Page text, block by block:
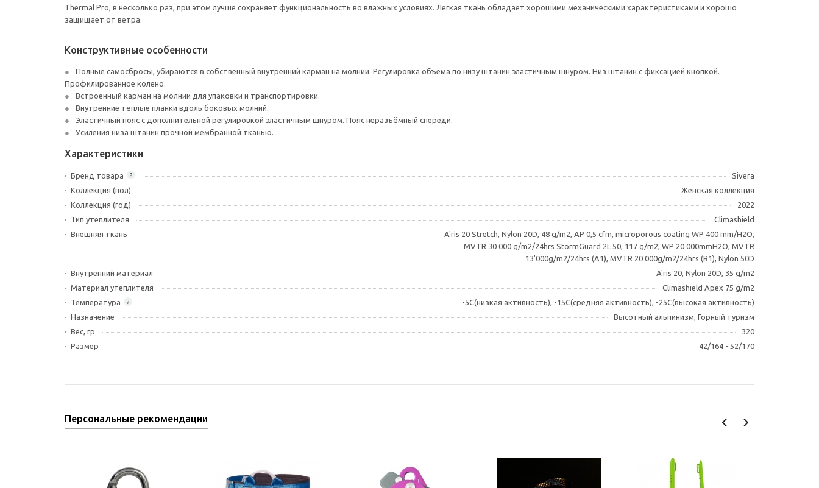
Thermal Pro, в несколько раз, при этом лучше сохраняет функциональность во влажных условиях. Легкая ткань обладает хорошими механическими характеристиками и хорошо
защищает от ветра.
Конструктивные особенности
Полные самосбросы, убираются в собственный внутренний карман на молнии. Регулировка объема по низу штанин эластичным шнуром. Низ штанин с фиксацией кнопкой.
Профилированное колено.
Встроенный карман на молнии для упаковки и транспортировки.
Внутренние тёплые планки вдоль боковых молний.
Эластичный пояс с дополнительной регулировкой эластичным шнуром. Пояс неразъёмный спереди.
Усиления низа штанин прочной мембранной тканью.
Характеристики
?
Бренд товара
Sivera
Коллекция (пол)
Женская коллекция
Коллекция (год)
2022
Тип утеплителя
Climashield
Внешняя ткань
A'ris 20 Stretch, Nylon 20D, 48 g/m2, AP 0,5 cfm, microporous coating WP 400 mm/H2O,
MVTR 30 000 g/m2/24hrs StormGuard 2L 50, 117 g/m2, WP 20 000mmH2O, MVTR
13'000g/m2/24hrs (A1), MVTR 20 000g/m2/24hrs (B1), Nylon 50D
Внутренний материал
A'ris 20, Nylon 20D, 35 g/m2
Материал утеплителя
Climashield Apex 75 g/m2
?
Температура
-5С(низкая активность), -15C(средняя активность), -25C(высокая активность)
Назначение
Высотный альпинизм, Горный туризм
Вес, гр
320
Размер
42/164 - 52/170
Персональные рекомендации